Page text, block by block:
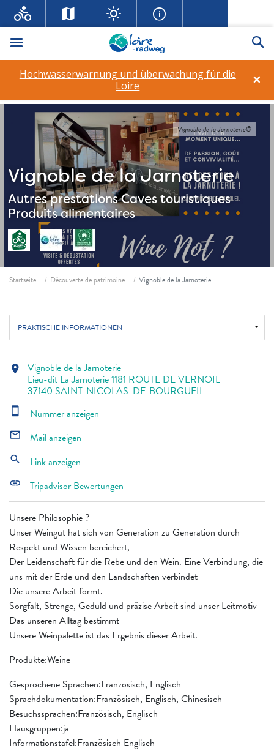
Menü
×
Hochwasserwarnung und überwachung für die
Loire
Vignoble de la Jarnoterie
Autres prestationsCaves touristiques
Produits alimentaires
Vignoble de la Jarnoterie©
Fil d'ariane
Startseite Découverte de patrimoine Vignoble de la Jarnoterie
PRAKTISCHE INFORMATIONEN
Unsere Philosophie ?
Unser Weingut hat sich von Generation zu Generation durch
Respekt und Wissen bereichert,
Der Leidenschaft für die Rebe und den Wein. Eine Verbindung, die
uns mit der Erde und den Landschaften verbindet
Die unsere Arbeit formt.
Sorgfalt, Strenge, Geduld und präzise Arbeit sind unser Leitmotiv
Das unseren Alltag bestimmt
Unsere Weinpalette ist das Ergebnis dieser Arbeit.
Produkte:Weine
Gesprochene Sprachen:Französisch, Englisch
Sprachdokumentation:Französisch, Englisch, Chinesisch
Besuchssprachen:Französisch, Englisch
Hausgruppen:ja
Informationstafel:Französisch Englisch
location_on Vignoble de la Jarnoterie
Lieu-dit La Jarnoterie 1181 ROUTE DE VERNOIL
37140 SAINT-NICOLAS-DE-BOURGUEIL
smartphone Nummer anzeigen
mail_outline Mail anzeigen
search Link anzeigen
link Tripadvisor Bewertungen